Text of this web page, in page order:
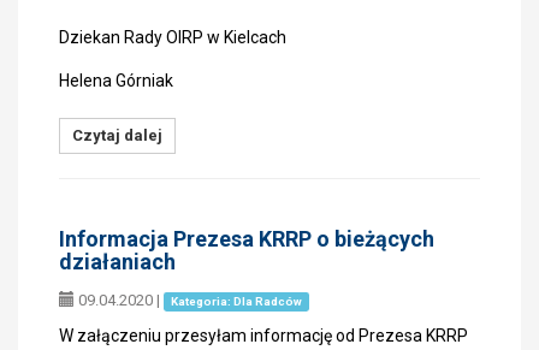
Dziekan Rady OIRP w Kielcach
Helena Górniak
Czytaj dalej
Informacja Prezesa KRRP o bieżących
działaniach
09.04.2020 | Kategoria: Dla Radców
W załączeniu przesyłam informację od Prezesa KRRP